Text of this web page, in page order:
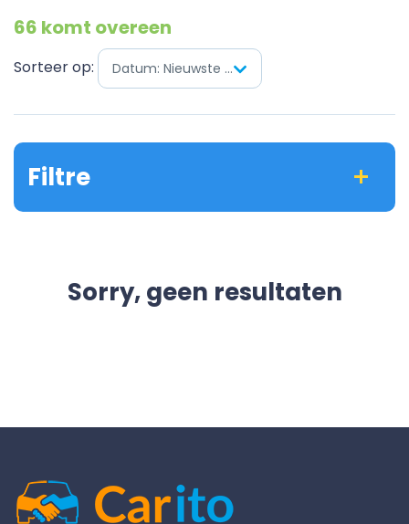
66 komt overeen
Sorteer op: Datum: Nieuwste eerst
Filtre
Sorry, geen resultaten